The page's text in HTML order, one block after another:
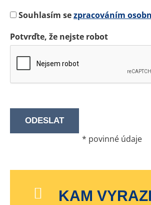
Souhlasím sezpracováním
Potvrďte, že nejste robot
* povinné údaje
KAM